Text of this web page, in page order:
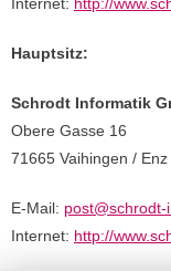
Hauptsitz:
Schrodt Informatik
Obere Gasse 16
71665 Vaihingen / Enz
E-Mail:
Internet: http://